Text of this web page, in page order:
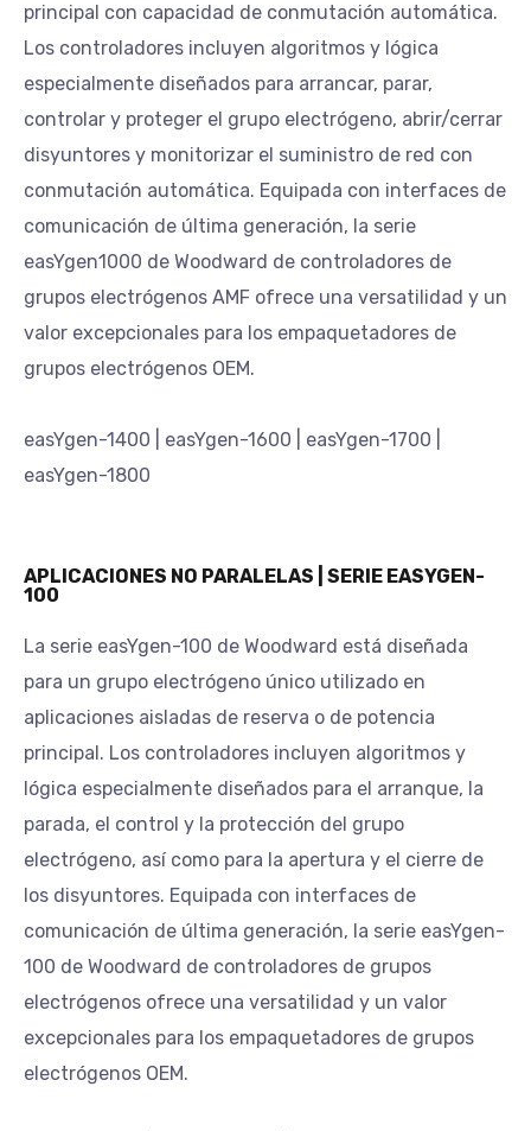
principal con capacidad de conmutación automática.
Los controladores incluyen algoritmos y lógica
especialmente diseñados para arrancar, parar,
controlar y proteger el grupo electrógeno, abrir/cerrar
disyuntores y monitorizar el suministro de red con
conmutación automática. Equipada con interfaces de
comunicación de última generación, la serie
easYgen1000 de Woodward de controladores de
grupos electrógenos AMF ofrece una versatilidad y un
valor excepcionales para los empaquetadores de
grupos electrógenos OEM.
easYgen-1400 | easYgen-1600 | easYgen-1700 |
easYgen-1800
APLICACIONES NO PARALELAS | SERIE EASYGEN-
100
La serie easYgen-100 de Woodward está diseñada
para un grupo electrógeno único utilizado en
aplicaciones aisladas de reserva o de potencia
principal. Los controladores incluyen algoritmos y
lógica especialmente diseñados para el arranque, la
parada, el control y la protección del grupo
electrógeno, así como para la apertura y el cierre de
los disyuntores. Equipada con interfaces de
comunicación de última generación, la serie easYgen-
100 de Woodward de controladores de grupos
electrógenos ofrece una versatilidad y un valor
excepcionales para los empaquetadores de grupos
electrógenos OEM.